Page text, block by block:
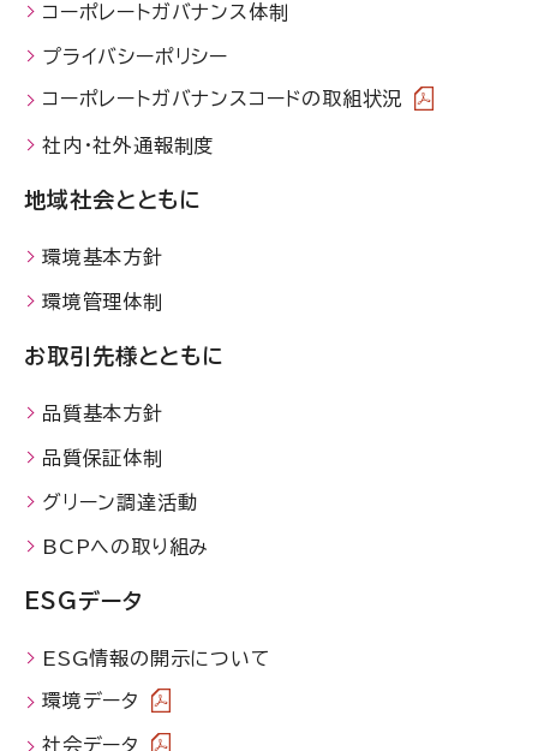
コーポレートガバナンス体制
プライバシーポリシー
コーポレートガバナンスコードの取組状況
社内・社外通報制度
地域社会とともに
環境基本方針
環境管理体制
お取引先様とともに
品質基本方針
品質保証体制
グリーン調達活動
BCPへの取り組み
ESGデータ
ESG情報の開示について
環境データ
社会データ